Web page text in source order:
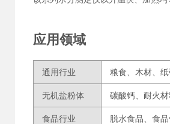
应用领域
通用行业 粮食、木材、
无机盐粉体 碳酸钙、耐火
食品行业 脱水食品、食